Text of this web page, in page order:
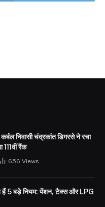
कर्बल निवासी चंद्रकांत डिगरसे ने रचा
111वीं रैंक
656 Views
हैं 5 बड़े नियम: पेंशन, टैक्स और LPG